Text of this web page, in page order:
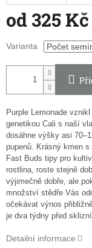
od325 Kč
Měrná
cena:
Varianta
Purple Lemonade
genetikou Cali s naší
dosáhne výšky asi
pupenů. Krásný kmen
Fast Buds tipy pro
rostlina, roste stejně
výjimečně dobře, ale
množství stědře Vás
očekávat výnos
je dva týdny před
Detailní informace